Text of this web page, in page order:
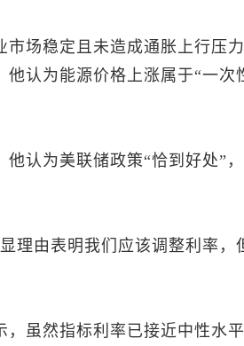
市场稳定且未造成通胀上行压
他认为能源价格上涨属于“一
他认为美联储政策“恰到好处”
理由表明我们应该调整利率
，虽然指标利率已接近中性水